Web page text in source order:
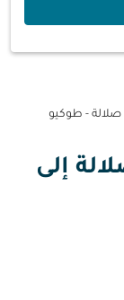
صلالة - طوكيو
إلىمع